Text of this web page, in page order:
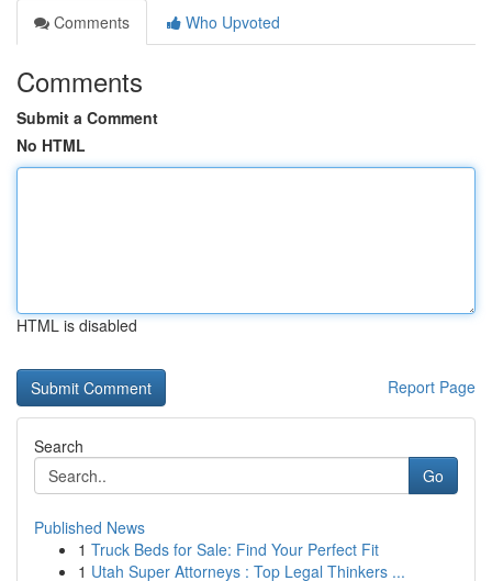
Comments
Who Upvoted
Comments
Submit a Comment
No HTML
HTML is disabled
Report Page
Search
Go
Published News
1 Truck Beds for Sale: Find Your Perfect Fit
1 Utah Super Attorneys : Top Legal Thinkers ...